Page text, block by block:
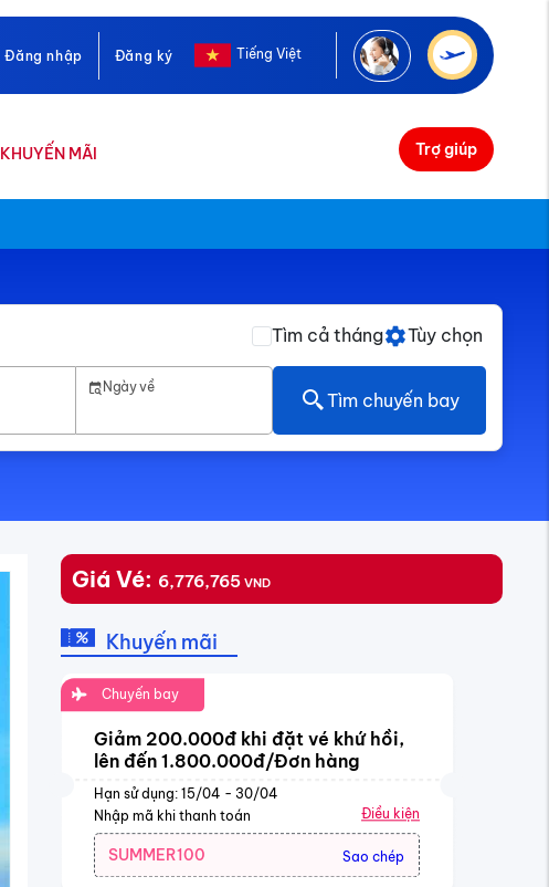
Đăng nhập Đăng ký Tiếng Việt
KHUYẾN MÃI Trợ giúp
Tìm cả tháng Tùy chọn
Ngày về
Tìm chuyến bay
Giá Vé: 6,776,765 VND
Khuyến mãi
Chuyến bay
Giảm 200.000đ khi đặt vé khứ hồi,
lên đến 1.800.000đ/Đơn hàng
Hạn sử dụng: 15/04 - 30/04
Nhập mã khi thanh toán
Điều kiện
SUMMER100 Sao chép